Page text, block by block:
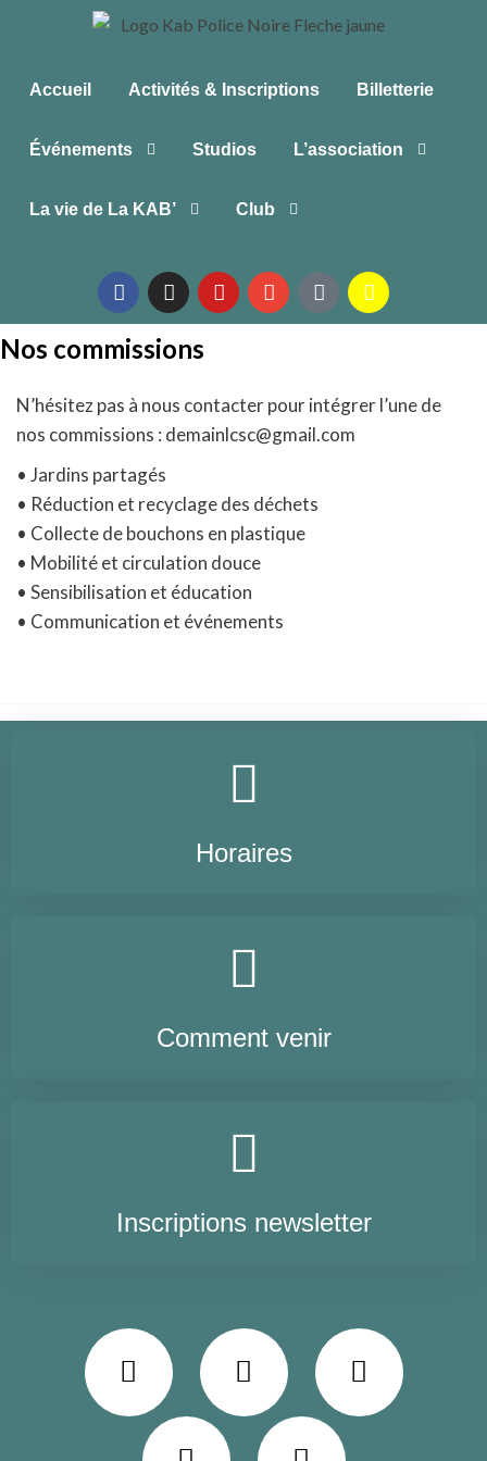
Accueil Activités & Inscriptions Billetterie
Événements Studios L’association
La vie de La KAB’ Club
Nos commissions
N’hésitez pas à nous contacter pour intégrer l’une de
nos commissions : demainlcsc@gmail.com
• Jardins partagés
• Réduction et recyclage des déchets
• Collecte de bouchons en plastique
• Mobilité et circulation douce
• Sensibilisation et éducation
• Communication et événements
Horaires
Comment venir
Inscriptions newsletter